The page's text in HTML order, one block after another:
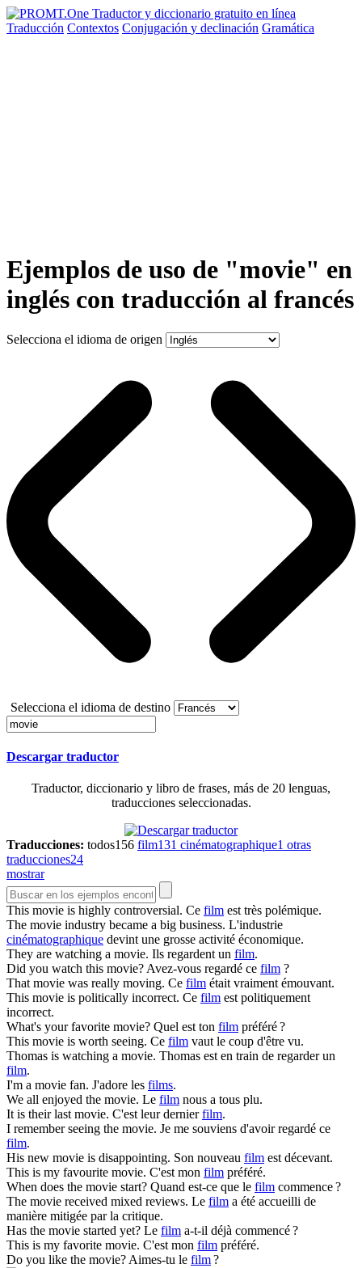
Traducción Contextos Conjugación y declinación Gramática
Ejemplos de uso de "movie" en
inglés con traducción al francés
Selecciona el idioma de origen
Selecciona el idioma de destino
Descargar traductor
Traductor, diccionario y libro de frases, más de 20 lenguas,
traducciones seleccionadas.
Traducciones: todos156 film131 cinématographique1 otras
traducciones24
mostrar
This movie is highly controversial. Ce film est très polémique.
The movie industry became a big business. L'industrie
cinématographique devint une grosse activité économique.
They are watching a movie. Ils regardent un film.
Did you watch this movie?Avez-vous regardé ce film ?
Thatmovie was really moving. Ce film était vraiment émouvant.
This movie is politically incorrect. Ce film est politiquement
incorrect.
What's your favorite movie? Quel est ton film préféré ?
This movie is worth seeing. Ce film vaut le coup d'être vu.
Thomas is watching a movie. Thomas est en train de regarder un
film.
I'm a movie fan. J'adore les films.
We all enjoyed the movie. Le film nous a tous plu.
It is their lastmovie. C'est leur dernierfilm.
I remember seeing the movie. Je me souviens d'avoir regardé ce
film.
His new movie is disappointing. Son nouveau film est décevant.
This is my favourite movie. C'est mon film préféré.
When does the movie start? Quand est-ce que le film commence ?
The movie received mixed reviews. Le film a été accueilli de
manière mitigée par la critique.
Has the movie started yet? Le film a-t-il déjà commencé ?
This is my favorite movie. C'est mon film préféré.
Do you like the movie?Aimes-tu le film?